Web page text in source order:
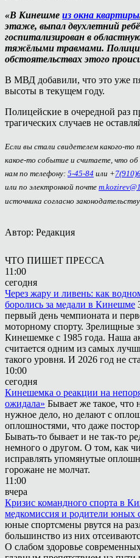
«В Кинешме из окна квартиры
этаже, выпал двухлетний
госпитализирован в
тяжёлыми травмами.
обстоятельствах этого
В МВД добавили, что это уже
высоты в текущем году.
Полицейские в очередной раз
трагических случаев не
Если вы стали свидетелем какого-то
какое-то событие и считаете, что
нам по телефону: 5-45-84 или +
или по электронной почте
источника согласно
Автор: Редакция
ЧТО ПИШЕТ ПРЕССА
11:00
сегодня
Через жару и ливень: как
боролись за медали в Кинешме
первый день чемпионата и
моторному спорту. Зрелищные
Кинешемке с 1985 года. Наша
считается одним из самых
такого уровня. И 2026 год не
10:00
сегодня
Кинешемка о реакции на
ожидала» Бывает же такое,
нужное дело, но делают с
оплошностями, что даже
Бывать-то бывает и не так-то
немного о другом. О том, как
исправлять упомянутые
горожане не молчат.
11:00
вчера
Кризис командного спорта в
медкомиссия и родители юных
юные спортсмены рвутся на
большинство из них
О слабом здоровье